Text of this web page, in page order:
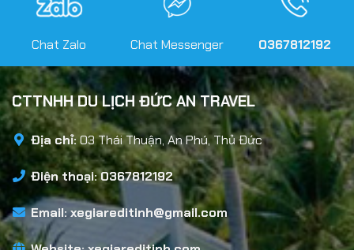
Chat Zalo Chat Messenger 0367812192
CTTNHH DU LỊCH ĐỨC AN TRAVEL
Địa chỉ:03 Thái Thuận, An Phú, Thủ Đức
Điện thoại: 0367812192
Email: xegiareditinh@gmail.com